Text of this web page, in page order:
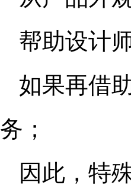
帮助设计
如果再借
务；
因此，特